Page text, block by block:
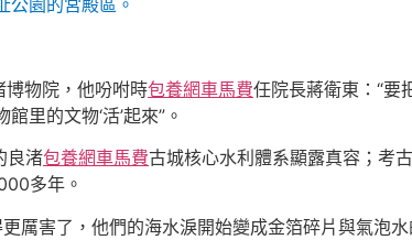
園的宮殿區。
物院，他吩咐時包養網車馬費任院長蔣衛東：“要
里的文物‘活’起來”。
良渚包養網車馬費古城核心水利體系顯露真容；考
多年。
厲害了，他們的海水淚開始變成金箔碎片與氣泡